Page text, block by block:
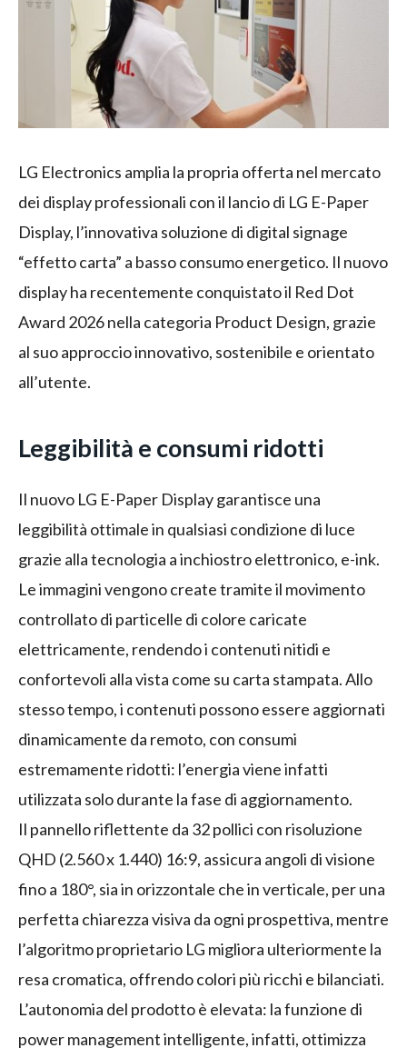
LG Electronics amplia la propria offerta nel mercato
dei display professionali con il lancio di LG E-Paper
Display, l’innovativa soluzione di digital signage
“effetto carta” a basso consumo energetico. Il nuovo
display ha recentemente conquistato il Red Dot
Award 2026 nella categoria Product Design, grazie
al suo approccio innovativo, sostenibile e orientato
all’utente.
Leggibilità e consumi ridotti
Il nuovo LG E-Paper Display garantisce una
leggibilità ottimale in qualsiasi condizione di luce
grazie alla tecnologia a inchiostro elettronico, e-ink.
Le immagini vengono create tramite il movimento
controllato di particelle di colore caricate
elettricamente, rendendo i contenuti nitidi e
confortevoli alla vista come su carta stampata. Allo
stesso tempo, i contenuti possono essere aggiornati
dinamicamente da remoto, con consumi
estremamente ridotti: l’energia viene infatti
utilizzata solo durante la fase di aggiornamento.
Il pannello riflettente da 32 pollici con risoluzione
QHD (2.560 x 1.440) 16:9, assicura angoli di visione
fino a 180°, sia in orizzontale che in verticale, per una
perfetta chiarezza visiva da ogni prospettiva, mentre
l’algoritmo proprietario LG migliora ulteriormente la
resa cromatica, offrendo colori più ricchi e bilanciati.
L’autonomia del prodotto è elevata: la funzione di
power management intelligente, infatti, ottimizza